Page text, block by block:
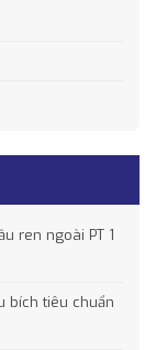
ren ngoài PT 1
bích tiêu chuẩn